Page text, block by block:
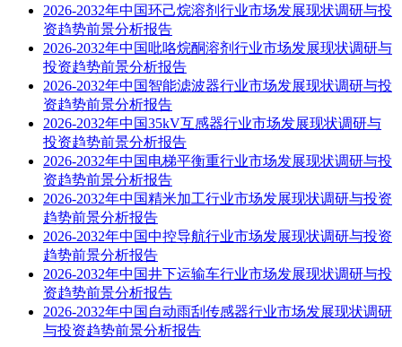
2026-2032年中国环己烷溶剂行业市场发展现状调研与投
资趋势前景分析报告
2026-2032年中国吡咯烷酮溶剂行业市场发展现状调研与
投资趋势前景分析报告
2026-2032年中国智能滤波器行业市场发展现状调研与投
资趋势前景分析报告
2026-2032年中国35kV互感器行业市场发展现状调研与
投资趋势前景分析报告
2026-2032年中国电梯平衡重行业市场发展现状调研与投
资趋势前景分析报告
2026-2032年中国精米加工行业市场发展现状调研与投资
趋势前景分析报告
2026-2032年中国中控导航行业市场发展现状调研与投资
趋势前景分析报告
2026-2032年中国井下运输车行业市场发展现状调研与投
资趋势前景分析报告
2026-2032年中国自动雨刮传感器行业市场发展现状调研
与投资趋势前景分析报告